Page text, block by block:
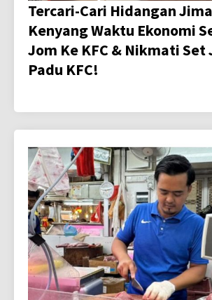
Tercari-Cari Hidangan
Kenyang Waktu Ekonomi
Jom Ke KFC & Nikmati
Padu KFC!